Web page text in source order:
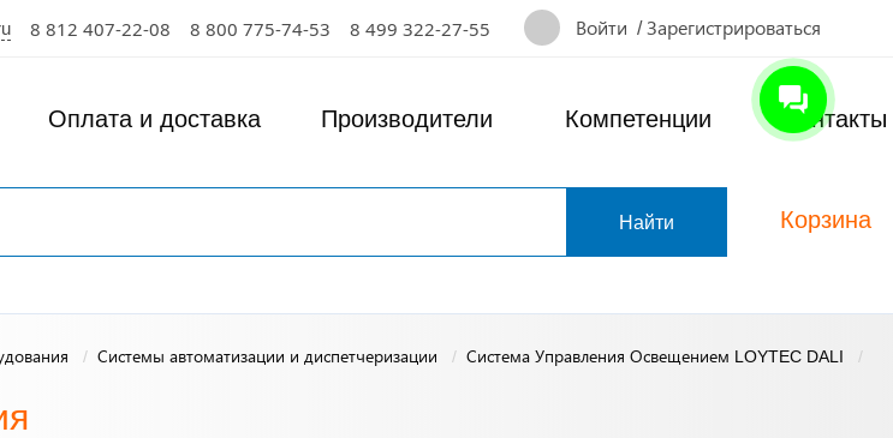
8 812 407-22-08 8 800 775-74-53 8 499 322-27-55 Войти /Зарегистрироваться
Оплата и доставка Производители Компетенции Контакты
Корзина
Системы автоматизации и диспетчеризации
Система Управления Освещением LOYTEC DALI